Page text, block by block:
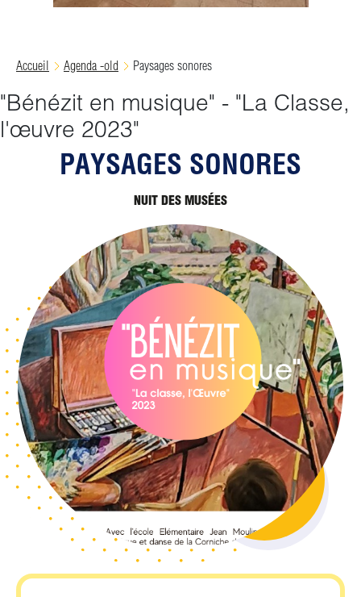
Accueil Agenda -old Paysages sonores
"Bénézit en musique" - "La Classe,
l'œuvre 2023"
PAYSAGES SONORES
NUIT DES MUSÉES